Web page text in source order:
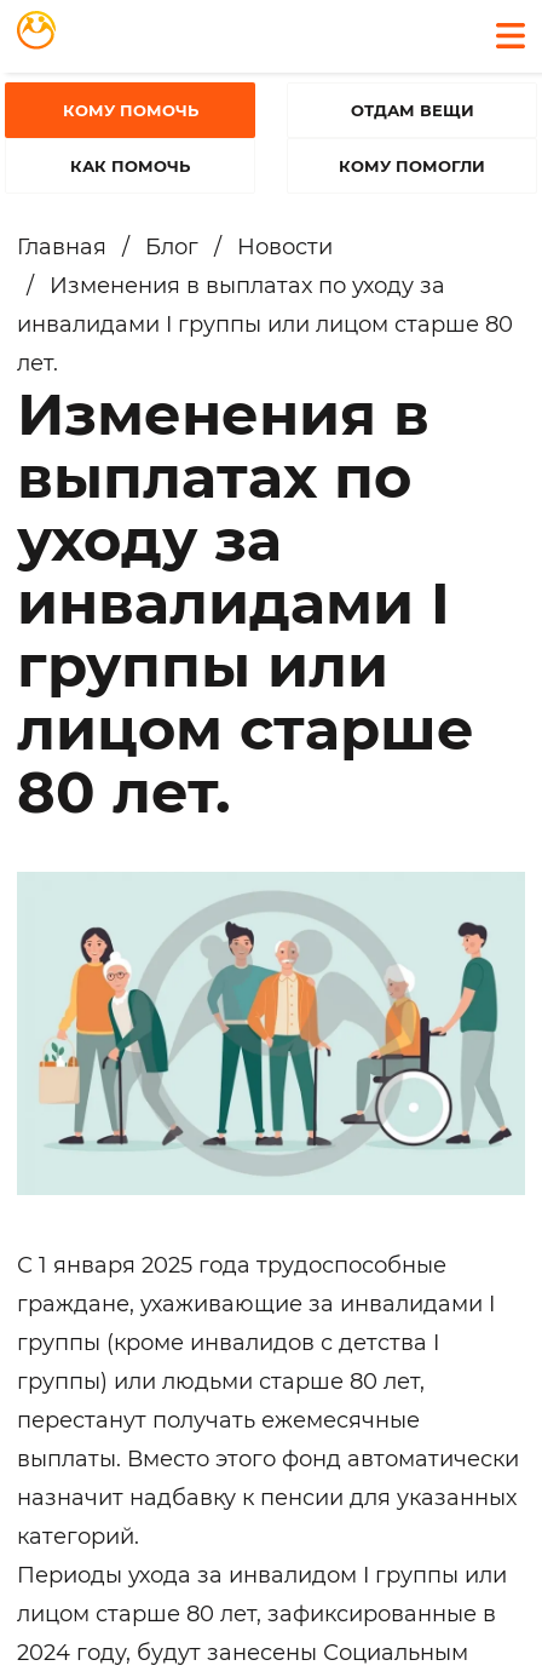
КОМУ ПОМОЧЬ
КАК ПОМОЧЬ
ОТДАМ ВЕЩИ
КОМУ ПОМОГЛИ
Главная / Блог /
Новости
/
Изменения в выплатах по уходу за
инвалидами I группы или лицом старше 80
лет.
Изменения в
выплатах по
уходу за
инвалидами I
группы или
лицом старше
80 лет.
С 1 января 2025 года трудоспособные
граждане, ухаживающие за инвалидами I
группы (кроме инвалидов с детства I
группы) или людьми старше 80 лет,
перестанут получать ежемесячные
выплаты. Вместо этого фонд автоматически
назначит надбавку к пенсии для указанных
категорий.
Периоды ухода за инвалидом I группы или
лицом старше 80 лет, зафиксированные в
2024 году, будут занесены Социальным